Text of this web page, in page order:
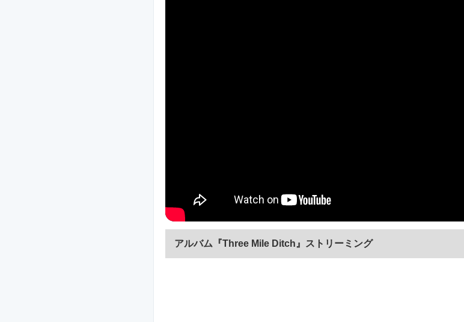
アルバム『Three Mile Ditch』ストリーミング